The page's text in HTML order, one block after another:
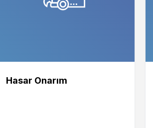
Hasar Onarım